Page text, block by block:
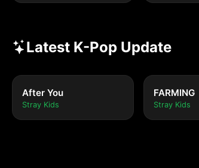
Latest K-Pop Update
After You
Stray Kids
FARMING
Stray Kids